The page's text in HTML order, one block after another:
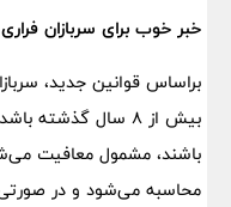
خبر خوب برای سربازان فراری
براساس قوانین جدید،
بیش از ۸ سال
محاسبه می‌شود و در